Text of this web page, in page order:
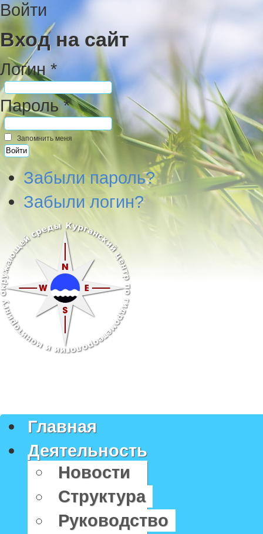
Войти
Вход на сайт
Логин *
Пароль *
Запомнить меня
Забыли пароль?
Забыли логин?
Главная
Деятельность
Новости
Структура
Руководство